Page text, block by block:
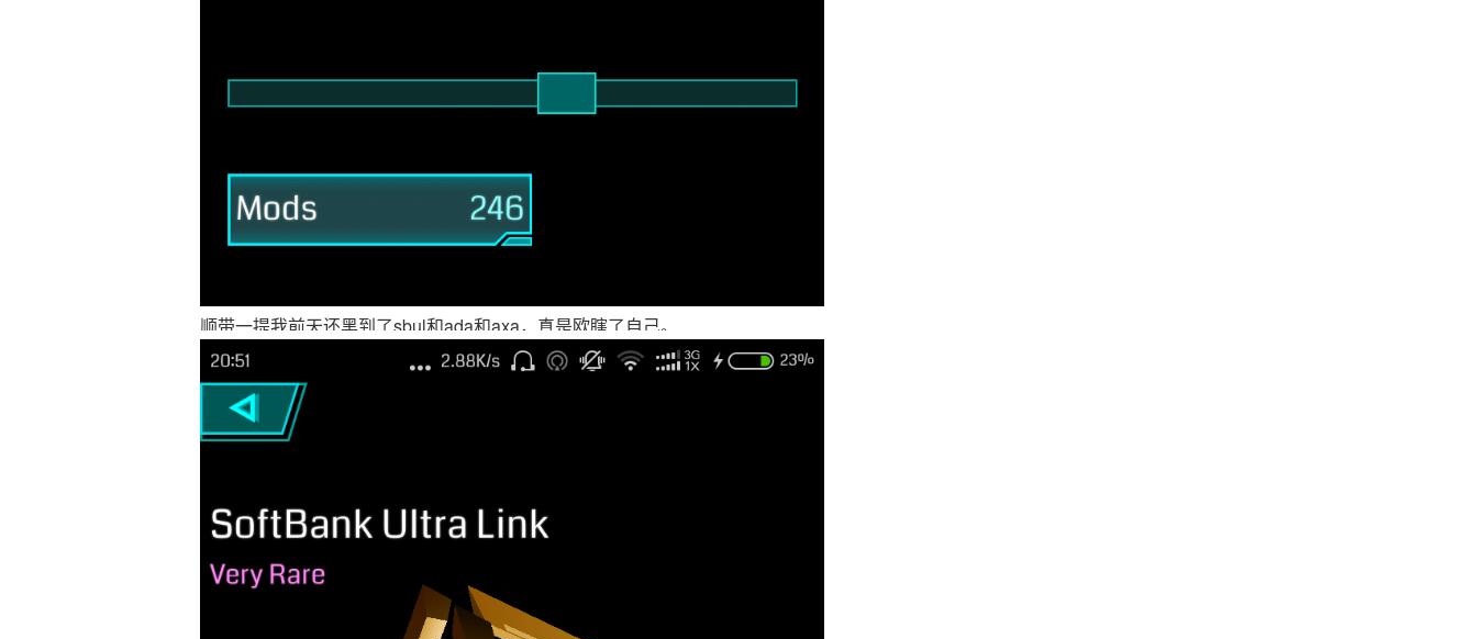
顺带一提我前天还黑到了sbul和ada和axa，真是欧瞎了自己。